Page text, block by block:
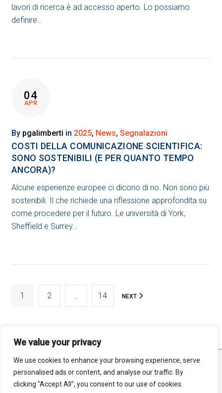
We value your privacy
We use cookies to enhance your browsing experience, serve
personalised ads or content, and analyse our traffic. By
clicking "Accept All", you consent to our use of cookies.
lavori di ricerca è ad accesso aperto. Lo possiamo
definire…
04
APR
By pgalimberti in 2025, News, Segnalazioni
COSTI DELLA COMUNICAZIONE SCIENTIFICA:
SONO SOSTENIBILI (E PER QUANTO TEMPO
ANCORA)?
Alcune esperienze europee ci dicono di no. Non sono più
sostenibili. Il che richiede una riflessione approfondita su
come procedere per il futuro. Le università di York,
Sheffield e Surrey…
PAGINAZIONE
DEGLI
1 2 … 14 NEXT
STATISTICHE MAPPA DEL SITO
RSS FEED
PRIVACY